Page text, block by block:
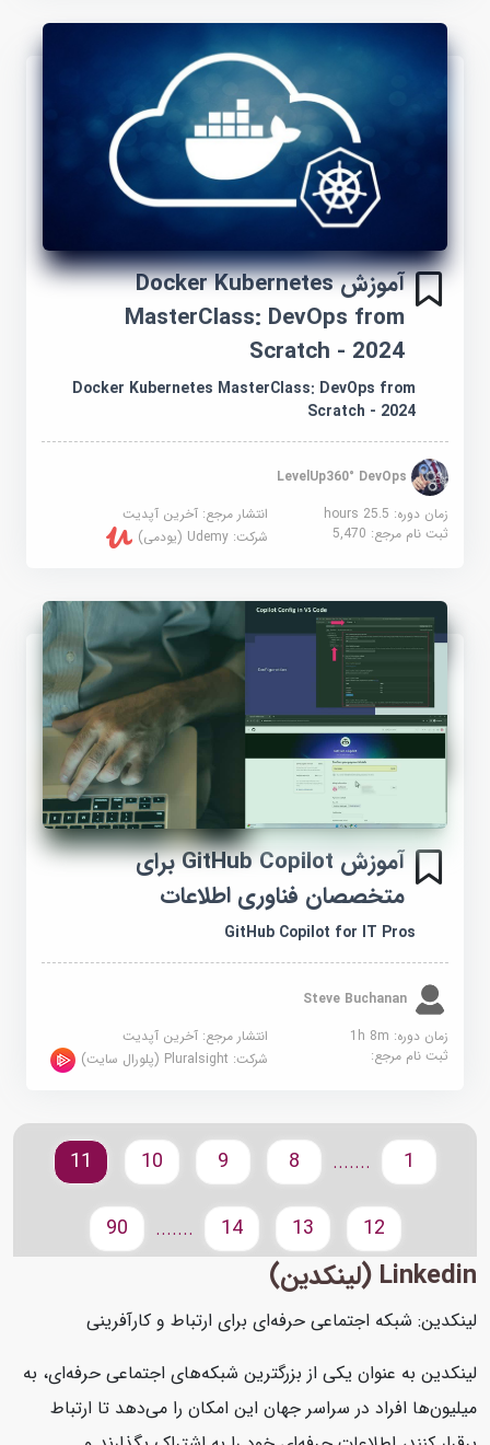
آموزش Docker Kubernetes
MasterClass: DevOps from
Scratch - 2024
Docker Kubernetes MasterClass: DevOps from
Scratch - 2024
LevelUp360° DevOps
زمان دوره: 25.5 hours
انتشار مرجع:آخرین آپدیت
ثبت نام مرجع:5,470 شرکت:Udemy (یودمی)
آموزش GitHub Copilot برای
متخصصان فناوری اطلاعات
GitHub Copilot for IT Pros
Steve Buchanan
زمان دوره: 1h 8m
انتشار مرجع:آخرین آپدیت
ثبت نام مرجع:
شرکت:Pluralsight (پلورال سایت)
.......
10
11
12
13
14
.......
90
Linkedin (لینکدین)
لینکدین: شبکه اجتماعی حرفه‌ای برای ارتباط و کارآفرینی
لینکدین به عنوان یکی از بزرگترین شبکه‌های اجتماعی حرفه‌ای، به
میلیون‌ها افراد در سراسر جهان این امکان را می‌دهد تا ارتباط